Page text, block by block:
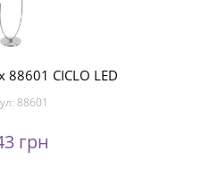
CICLO LED
88601
грн